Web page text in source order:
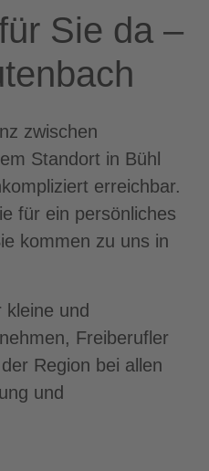
Sie da –
zwischen
Standort in Bühl
erreichbar.
für ein persönliches
kommen zu uns in
kleine und
Freiberufler
Region bei allen
und